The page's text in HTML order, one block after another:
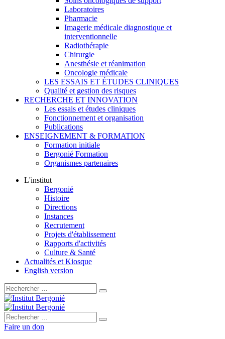
Laboratoires
Pharmacie
Imagerie médicale diagnostique et
interventionnelle
Radiothérapie
Chirurgie
Anesthésie et réanimation
Oncologie médicale
LES ESSAIS ET ÉTUDES CLINIQUES
Qualité et gestion des risques
RECHERCHE ET INNOVATION
Les essais et études cliniques
Fonctionnement et organisation
Publications
ENSEIGNEMENT & FORMATION
Formation initiale
Bergonié Formation
Organismes partenaires
L'institut
Bergonié
Histoire
Directions
Instances
Recrutement
Projets d'établissement
Rapports d'activités
Culture & Santé
Actualités et Kiosque
English version
Rechercher :
Rechercher :
Faire un don